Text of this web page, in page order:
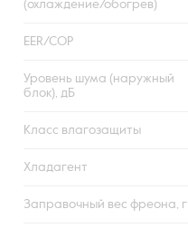
(охлаждение/обогрев)
EER/COP
Уровень шума (наружный
блок), дБ
Класс влагозащиты
Хладагент
Заправочный вес фреона, г